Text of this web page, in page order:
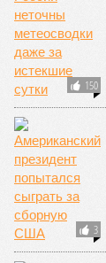
150
3